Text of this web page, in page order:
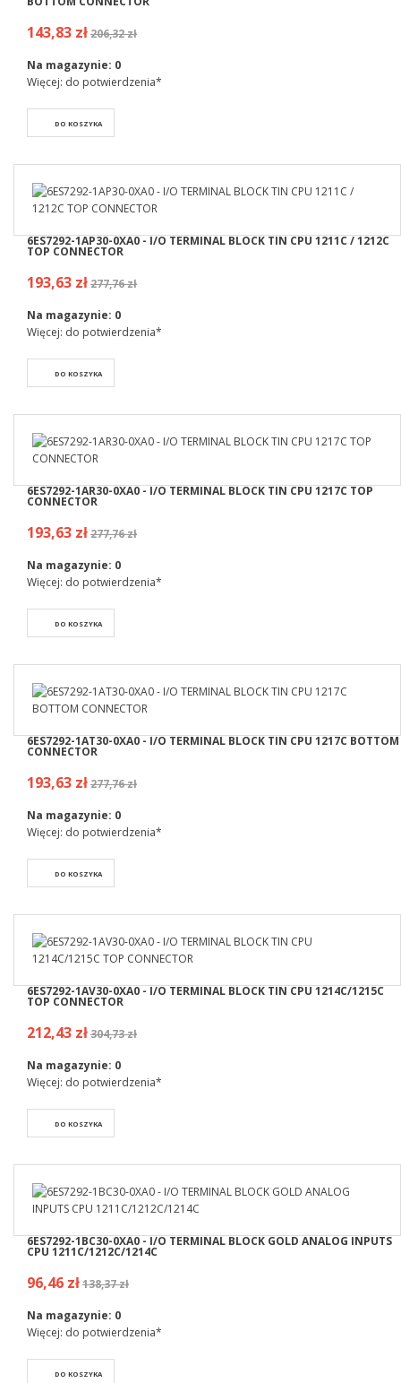
143,83 zł206,32 zł
Na magazynie: 0
Więcej: do potwierdzenia*
DO KOSZYKA
6ES7292-1AP30-0XA0 - I/O TERMINAL BLOCK TIN CPU 1211C / 1212C
TOP CONNECTOR
193,63 zł277,76 zł
Na magazynie: 0
Więcej: do potwierdzenia*
DO KOSZYKA
6ES7292-1AR30-0XA0 - I/O TERMINAL BLOCK TIN CPU 1217C TOP
CONNECTOR
193,63 zł277,76 zł
Na magazynie: 0
Więcej: do potwierdzenia*
DO KOSZYKA
6ES7292-1AT30-0XA0 - I/O TERMINAL BLOCK TIN CPU 1217C BOTTOM
CONNECTOR
193,63 zł277,76 zł
Na magazynie: 0
Więcej: do potwierdzenia*
DO KOSZYKA
6ES7292-1AV30-0XA0 - I/O TERMINAL BLOCK TIN CPU 1214C/1215C
TOP CONNECTOR
212,43 zł304,73 zł
Na magazynie: 0
Więcej: do potwierdzenia*
DO KOSZYKA
6ES7292-1BC30-0XA0 - I/O TERMINAL BLOCK GOLD ANALOG INPUTS
CPU 1211C/1212C/1214C
96,46 zł138,37 zł
Na magazynie: 0
Więcej: do potwierdzenia*
DO KOSZYKA